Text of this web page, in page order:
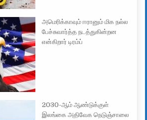
அமெரிக்காவும் ஈரானும் மிக நல்ல
பேச்சுவார்த்த நடத்துகின்றன
என்கிறார் டிரம்ப்
2030-ஆம் ஆண்டுக்குள்
இலங்கை அதிவேக நெடுஞ்சாலை